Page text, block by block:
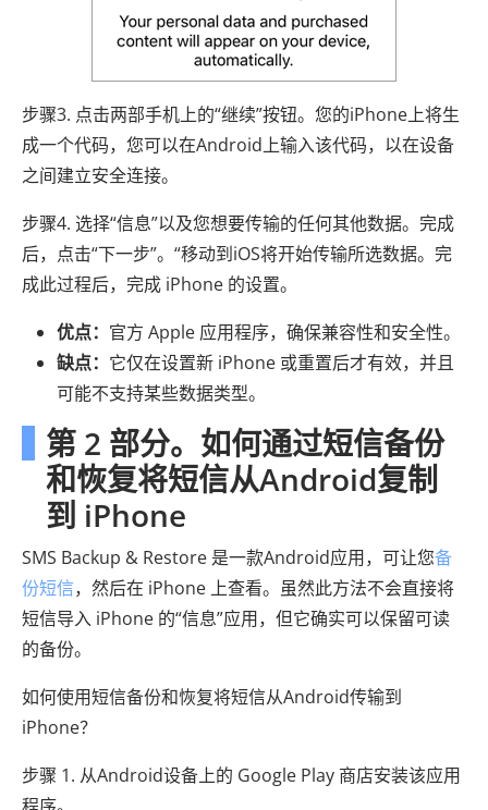
步骤3. 点击两部手机上的“继续”按钮。您的iPhone上将生
成一个代码，您可以在Android上输入该代码，以在设备
之间建立安全连接。
步骤4. 选择“信息”以及您想要传输的任何其他数据。完成
后，点击“下一步”。“移动到iOS将开始传输所选数据。完
成此过程后，完成 iPhone 的设置。
优点： 官方 Apple 应用程序，确保兼容性和安全性。
缺点： 它仅在设置新 iPhone 或重置后才有效，并且
可能不支持某些数据类型。
第 2 部分。如何通过短信备份
和恢复将短信从Android复制
到 iPhone
SMS Backup & Restore 是一款Android应用，可让您备
份短信，然后在 iPhone 上查看。虽然此方法不会直接将
短信导入 iPhone 的“信息”应用，但它确实可以保留可读
的备份。
如何使用短信备份和恢复将短信从Android传输到
iPhone？
步骤 1. 从Android设备上的 Google Play 商店安装该应用